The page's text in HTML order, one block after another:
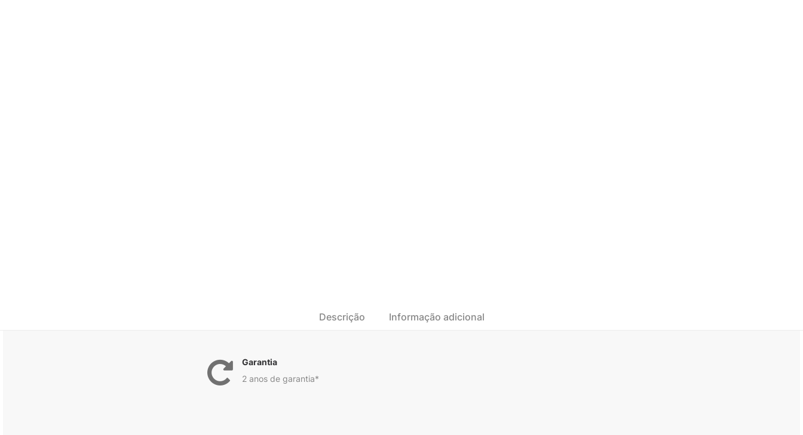
Descrição Informação adicional
Garantia
2 anos de garantia*